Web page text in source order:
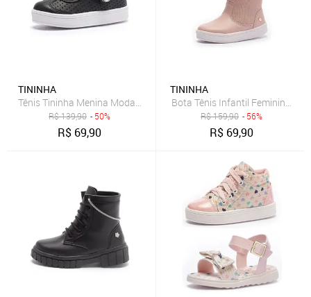
TININHA
Tênis Tininha Menina Moda Casual Preto
R$139,90 - 50%
R$ 69,90
TININHA
Bota Tênis Infantil Feminina
R$159,90 - 56%
R$ 69,90